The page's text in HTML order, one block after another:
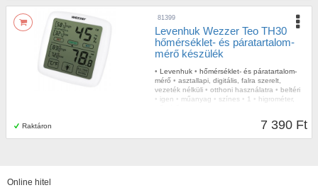
Raktáron
81399
Levenhuk Wezzer Teo TH30
hőmérséklet- és páratartalom-
mérő készülék
• Levenhuk • hőmérséklet- és páratartalom-
mérő • asztallapi, digitális, falra szerelt,
vezeték nélküli • otthoni használatra • beltéri
• igen • műanyag • színes • 1 • higrométer,
7 390 Ft
Online hitel